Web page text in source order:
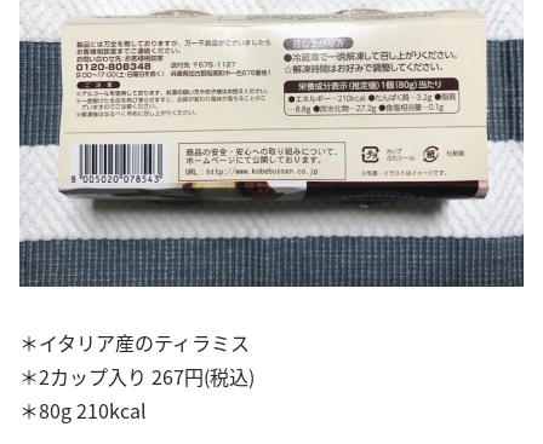
＊イタリア産のティラミス
＊2カップ入り 267円(税込)
＊80g 210kcal